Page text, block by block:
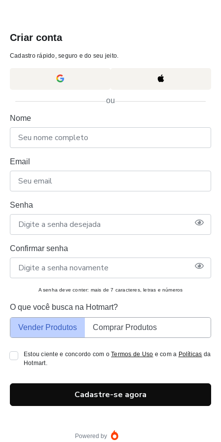
Criar conta
Cadastro rápido, seguro e do seu jeito.
ou
Nome
Email
Senha
Confirmar senha
A senha deve conter: mais de 7 caracteres, letras e números
O que você busca na Hotmart?
Vender Produtos Comprar Produtos
Estou ciente e concordo com oTermos de Uso e com a Políticas da
Hotmart.
Cadastre-se agora
Powered by